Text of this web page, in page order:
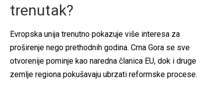
trenutak?
Evropska unija trenutno pokazuje više interesa za
proširenje nego prethodnih godina. Crna Gora se sve
otvorenije pominje kao naredna članica EU, dok i druge
zemlje regiona pokušavaju ubrzati reformske procese.